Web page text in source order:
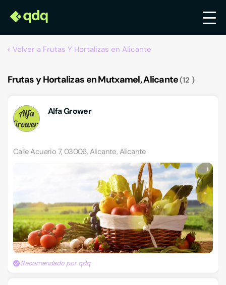
Volver a Frutas Y Hortalizas en Alicante
Frutas y Hortalizas en Mutxamel, Alicante 12
Alfa Grower
Calle Acuario 7, 03006, Alicante, Alicante
Recomendado por qdq